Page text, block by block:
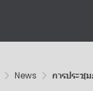
News การประชุ